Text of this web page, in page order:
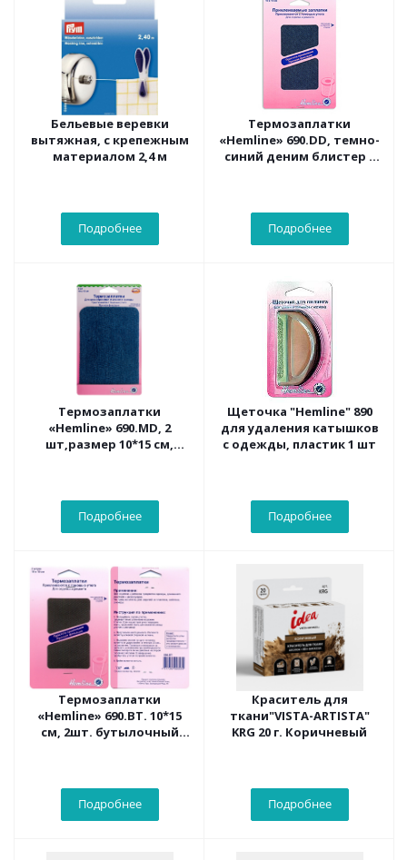
Бельевые веревки
вытяжная, с крепежным
материалом 2,4 м
Подробнее
Термозаплатки
«Hemline» 690.DD, темно-
синий деним блистер 2
Подробнее
Термозаплатки
«Hemline» 690.MD, 2
шт,размер 10*15 см,
Подробнее
Щеточка "Hemline" 890
для удаления катышков
с одежды, пластик 1 шт
Подробнее
Термозаплатки
«Hemline» 690.BT. 10*15
см, 2шт. бутылочный
Подробнее
Краситель для
ткани"VISTA-ARTISTA"
KRG 20 г. Коричневый
Подробнее